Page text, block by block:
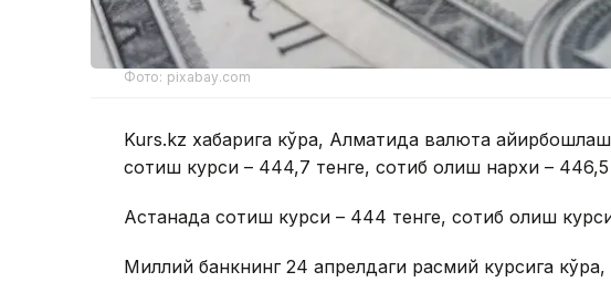
Фото: pixabay.com
Kurs.kz хабарига кўра, Алматида валюта
сотиш курси – 444,7 тенге, сотиб олиш нархи – 446,5
Астанада сотиш курси – 444 тенге, сотиб олиш
Миллий банкнинг 24 апрелдаги расмий курсига